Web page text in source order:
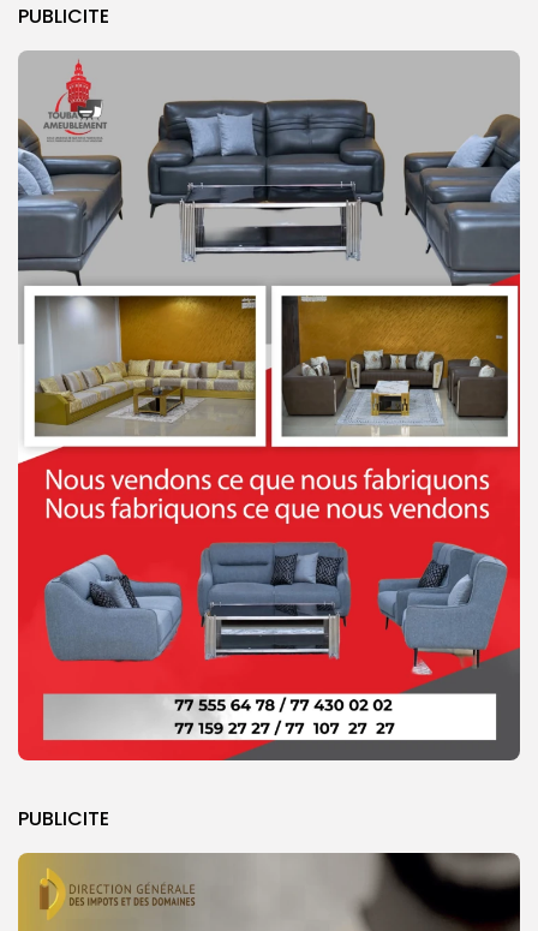
PUBLICITE
PUBLICITE